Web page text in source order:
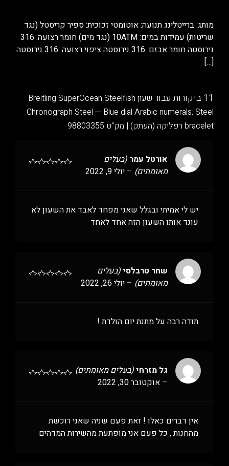
מותג: ברייטלינג תנועה: אוטומטי זכוכית: ספיר קריסטל (נגד
שריטות) עמידות במים: 10ATM (נגד מים) חומר רצועה: 316
נירוסטה חומר אבזם: 316 נירוסטה ציפוי רצועה: 316 נירוסטה
[…]
11 ביקורות עבור
שעון Breitling SuperOcean Steelfish
Chronograph Steel — Blue dial Arabic numerals, Steel
bracelet רפליקה (העתק) | מק"ט 98803355
אורטל עמר (בעלים
מאומתים) – יולי 9, 2022
יש לי אמיתי ובגלל שאני מפחד לאבד את השעון לא
עונד אותו השעון הזה אחד לאחד
שחר טרבלסי(בעלים
מאומתים) – יולי 26, 2022
תודה רבה על מתנת יום הולדת !
גל מזרחי(בעלים מאומתים)
– אוקטובר 30, 2022
אין דברים כאלו ! זאת פעם שניה שאני רוכשת
מהחנות , כל פעם אני מופתעת מהשירות המדהים